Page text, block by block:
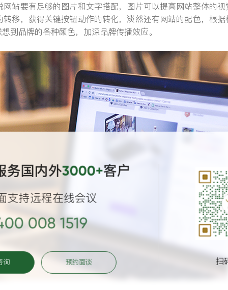
站要有足够的图片和文字搭配，图片可以提高网站整体的视
移，获得关键按钮动作的转化，淡然还有网站的配色，根据
到品牌的各种颜色，加深品牌传播效应。
务国内外3000+客户
支持远程在线会议
008 1519
询 预约面谈 扫